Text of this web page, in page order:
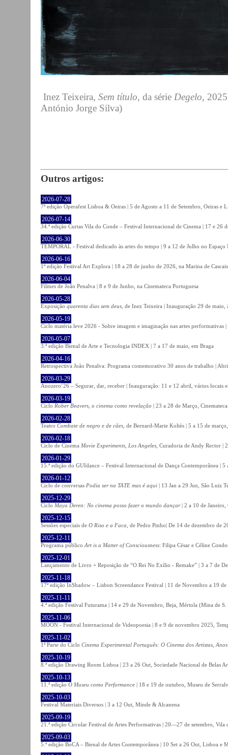
Inez Teixeira, Sem título, da série Degelo,
António Jorge Silva)
Outros artigos:
2026-07-28
7ª edição Operafest Lisboa & Oeiras | 5 de Agosto a 11 de Setembro, Oeiras e
2026-07-14
34.ª edição Curtas Vila do Conde – Festival Internacional de Cinema | 17 e 26
2026-06-30
TEMPORAL - Festival dedicado às artes do tempo | 9 a 12 de Julho no
2026-06-16
1ª edição Festival Art Explora | 18 a 28 de junho de 2026, na Marina de Cascais
2026-06-04
Filmes de João Penalva | 8 e 9 de Junho, na Cinemateca Portuguesa
2026-05-28
Exposição quarenta dias sem deus , de Inez Teixeira | Inauguração 29 de
2026-05-19
Ciclo matéria leve 2026 - Sobre imagem e imaginação nas artes
2026-05-07
3.ª edição Bienal de Arte e Tecnologia INDEX | 7 a 17 de maio, em Braga
2026-04-16
Retrospectiva João Penalva: Programa comemorativo 30 anos de trabalho |
2026-03-29
Anozero’26 – Segurar, dar, receber | Inauguração: 11 e 12 abril, vários locais
2026-03-19
Ciclo Rober Beavers, o cinema como revelação | 23 a 28 de Março,
2026-02-28
Teatro Combate de negro e de cães , de Bernard-Marie Koltès | 5 a 15 de
2026-02-18
Ciclo de Cinema Movie Experiments, Los Angeles , Curadoria de Andy Rector
2026-01-29
15.ª edição do GUIdance – Festival Internacional de Dança Contemporânea |
2026-01-12
Ciclo de conversas Podia ser na TATE mas é aqui | 13 Jan a 29 Jun, São Luiz
2025-12-29
Ciclo Maya Deren: No cinema posso fazer o mundo dançar| 2 a 10 de Janeiro,
2025-12-15
Sessões especiais de O Riso e a Faca , de Pedro Pinho| De 14 de dezembro de
2025-12-11
Programa público Art is a Matter of Consciousness: Filipa César e Céline
2025-12-01
Lançamento de Livro + Reposição de “O Rei No Exílio - Remake” | 3 a 7 de
2025-11-18
17ª edição InShadow – Lisbon Screendance Festival | 11 de Novembro a 19
2025-11-11
4.ª edição Festival Futurama | 14 e 29 de Novembro, Beja, Mértola (Mina de
2025-11-06
MOON - Festival Internacional de Videopoesia | 8 e 9 de novembro 2025,
2025-11-02
1ª Parte do Ciclo Cinema Experimental Português: O Cinema dos Artistas,
2025-10-19
8.ª edição Drawing Room Lisboa | 23 a 26 Out, Sociedade Nacional de Belas
2025-10-13
11.ª edição O Museu como Performance | 18 e 19 de outubro, Museu de
2025-10-03
Festival Materiais Diversos | 3 a 12 Out, Minde & Alcanena
2025-09-19
21.ª edição Circular Festival de Artes Performativas | 20—27 de setembro, Vila
2025-09-03
5.ª edição BoCA – Bienal de Artes Contemporânea | 10 Set a 26 Out, Lisboa e